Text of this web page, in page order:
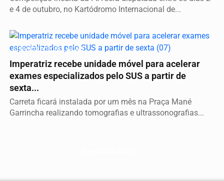
e 4 de outubro, no Kartódromo Internacional de...
SERVIÇO A POPULAÇÃO
Imperatriz recebe unidade móvel para acelerar
exames especializados pelo SUS a partir de
sexta...
Carreta ficará instalada por um mês na Praça Mané
Garrincha realizando tomografias e ultrassonografias...